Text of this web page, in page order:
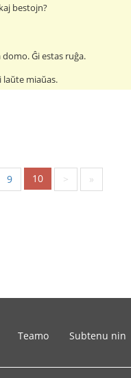
bestojn?
Ĝi estas ruĝa.
laŭte miaŭas.
9 10 > »
Teamo Subtenu nin